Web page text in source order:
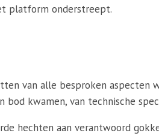
platform onderstreept.
van alle besproken aspecten
bod kwamen, van technische
hechten aan verantwoord